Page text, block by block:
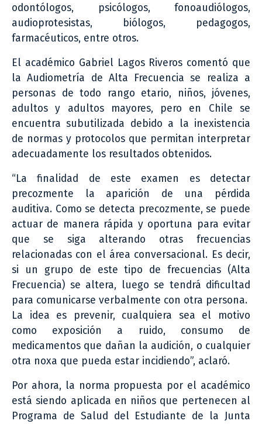
odontólogos, psicólogos, fonoaudiólogos,
audioprotesistas, biólogos, pedagogos,
farmacéuticos, entre otros.
El académico Gabriel Lagos Riveros comentó que
la Audiometría de Alta Frecuencia se realiza a
personas de todo rango etario, niños, jóvenes,
adultos y adultos mayores, pero en Chile se
encuentra subutilizada debido a la inexistencia
de normas y protocolos que permitan interpretar
adecuadamente los resultados obtenidos.
“La finalidad de este examen es detectar
precozmente la aparición de una pérdida
auditiva. Como se detecta precozmente, se puede
actuar de manera rápida y oportuna para evitar
que se siga alterando otras frecuencias
relacionadas con el área conversacional. Es decir,
si un grupo de este tipo de frecuencias (Alta
Frecuencia) se altera, luego se tendrá dificultad
para comunicarse verbalmente con otra persona.
La idea es prevenir, cualquiera sea el motivo
como exposición a ruido, consumo de
medicamentos que dañan la audición, o cualquier
otra noxa que pueda estar incidiendo”, aclaró.
Por ahora, la norma propuesta por el académico
está siendo aplicada en niños que pertenecen al
Programa de Salud del Estudiante de la Junta